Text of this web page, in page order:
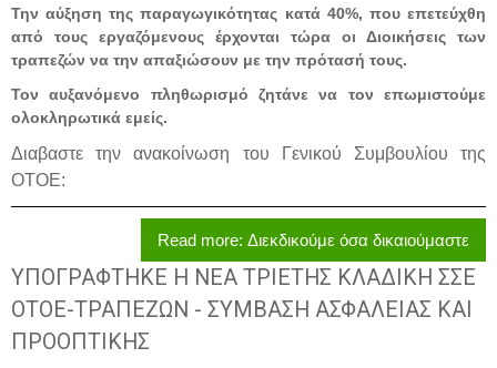
Την αύξηση της παραγωγικότητας κατά 40%, που επετεύχθη
από τους εργαζόμενους έρχονται τώρα οι Διοικήσεις των
τραπεζών να την απαξιώσουν με την πρότασή τους.
Τον αυξανόμενο πληθωρισμό ζητάνε να τον επωμιστούμε
ολοκληρωτικά εμείς.
Διαβαστε την ανακοίνωση του Γενικού Συμβουλίου της
ΟΤΟΕ:
Read more: Διεκδικούμε όσα δικαιούμαστε
ΥΠΟΓΡΑΦΤΗΚΕ Η ΝΕΑ ΤΡΙΕΤΗΣ ΚΛΑΔΙΚΗ ΣΣΕ
ΟΤΟΕ-ΤΡΑΠΕΖΩΝ - ΣΥΜΒΑΣΗ ΑΣΦΑΛΕΙΑΣ ΚΑΙ
ΠΡΟΟΠΤΙΚΗΣ